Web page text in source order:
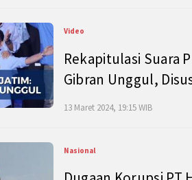
Video
Rekapitulasi Suara
Gibran Unggul,
13 Maret 2024, 19:15 WIB
Nasional